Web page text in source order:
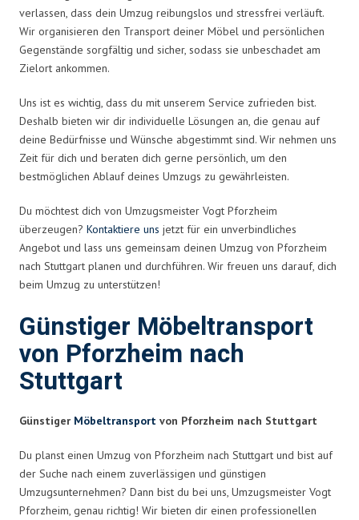
verlassen, dass dein Umzug reibungslos und stressfrei verläuft.
Wir organisieren den Transport deiner Möbel und persönlichen
Gegenstände sorgfältig und sicher, sodass sie unbeschadet am
Zielort ankommen.
Uns ist es wichtig, dass du mit unserem Service zufrieden bist.
Deshalb bieten wir dir individuelle Lösungen an, die genau auf
deine Bedürfnisse und Wünsche abgestimmt sind. Wir nehmen uns
Zeit für dich und beraten dich gerne persönlich, um den
bestmöglichen Ablauf deines Umzugs zu gewährleisten.
Du möchtest dich von Umzugsmeister Vogt Pforzheim
überzeugen? Kontaktiere uns jetzt für ein unverbindliches
Angebot und lass uns gemeinsam deinen Umzug von Pforzheim
nach Stuttgart planen und durchführen. Wir freuen uns darauf, dich
beim Umzug zu unterstützen!
Günstiger Möbeltransport
von Pforzheim nach
Stuttgart
Günstiger Möbeltransport von Pforzheim nach Stuttgart
Du planst einen Umzug von Pforzheim nach Stuttgart und bist auf
der Suche nach einem zuverlässigen und günstigen
Umzugsunternehmen? Dann bist du bei uns, Umzugsmeister Vogt
Pforzheim, genau richtig! Wir bieten dir einen professionellen